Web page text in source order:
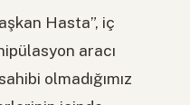
Hasta”, iç
aracı
olmadığımız